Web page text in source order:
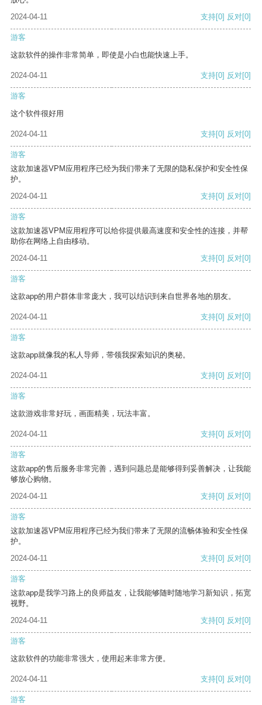
2024-04-11
支持[0] 反对[0]
游客
这款软件的操作非常简单，即使是小白也能快速上手。
2024-04-11 支持[0] 反对[0]
游客
这个软件很好用
2024-04-11 支持[0] 反对[0]
游客
这款加速器VPM应用程序已经为我们带来了无限的隐私保护和安全性保
护。
2024-04-11
支持[0] 反对[0]
游客
这款加速器VPM应用程序可以给你提供最高速度和安全性的连接，并帮
助你在网络上自由移动。
2024-04-11
支持[0] 反对[0]
游客
这款app的用户群体非常庞大，我可以结识到来自世界各地的朋友。
2024-04-11 支持[0] 反对[0]
游客
这款app就像我的私人导师，带领我探索知识的奥秘。
2024-04-11 支持[0] 反对[0]
游客
这款游戏非常好玩，画面精美，玩法丰富。
2024-04-11 支持[0] 反对[0]
游客
这款app的售后服务非常完善，遇到问题总是能够得到妥善解决，让我能
够放心购物。
2024-04-11
支持[0] 反对[0]
游客
这款加速器VPM应用程序已经为我们带来了无限的流畅体验和安全性保
护。
2024-04-11
支持[0] 反对[0]
游客
这款app是我学习路上的良师益友，让我能够随时随地学习新知识，拓宽
视野。
2024-04-11
支持[0] 反对[0]
游客
这款软件的功能非常强大，使用起来非常方便。
2024-04-11 支持[0] 反对[0]
游客